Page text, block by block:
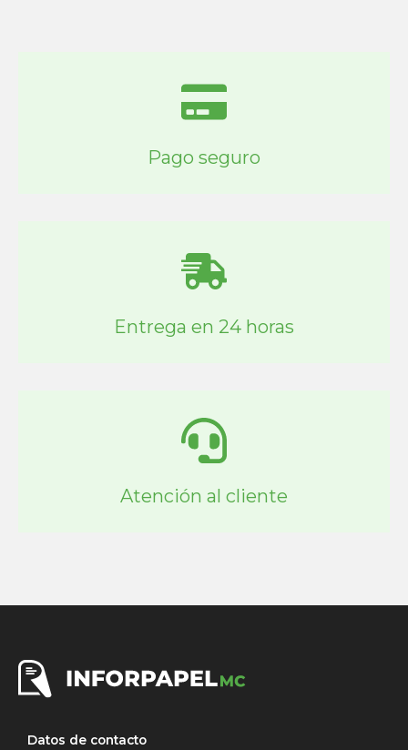
Pago seguro
Entrega en 24 horas
Atención al cliente
Datos de contacto